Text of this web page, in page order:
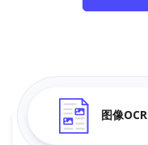
图像OCR